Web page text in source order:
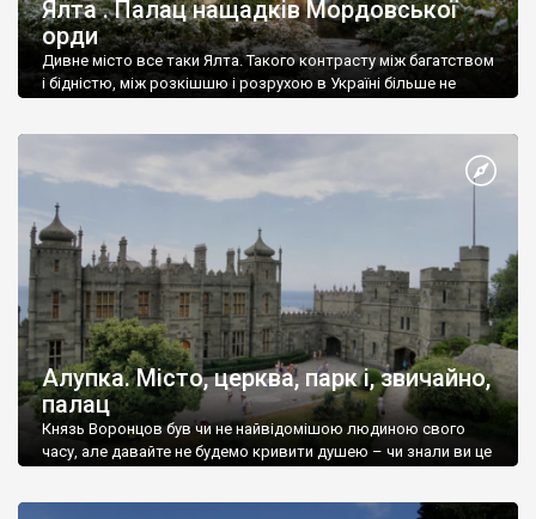
Ялта . Палац нащадків Мордовської
орди
Дивне місто все таки Ялта. Такого контрасту між багатством
і бідністю, між розкішшю і розрухою в Україні більше не
Алупка. Місто, церква, парк і, звичайно,
палац
Князь Воронцов був чи не найвідомішою людиною свого
часу, але давайте не будемо кривити душею – чи знали ви це